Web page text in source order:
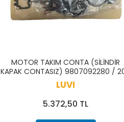
MOTOR TAKIM CONTA (SİLİNDİR
KAPAK CONTASIZ) 9807092280 /
508 BOXER PARTNER BERLİNGO C5
XSARA
LUVI
5.372,50 TL